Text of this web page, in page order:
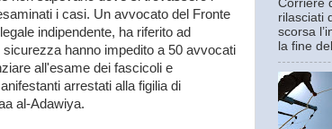
i casi. Un avvocato del Fronte
indipendente, ha riferito ad
hanno impedito a 50 avvocati
all'esame dei fascicoli e
arrestati alla figilia di
al-Adawiya.
Corriere
rilasciati
scorsa
la fine